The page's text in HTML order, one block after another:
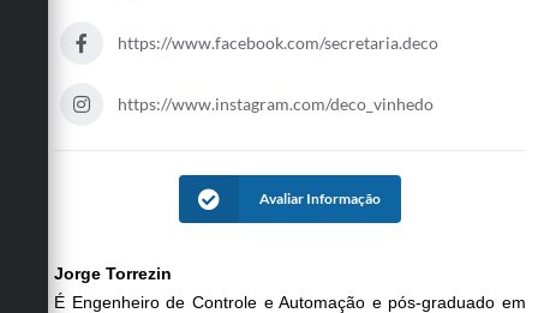
Carta de Serviços
https://www.facebook.com/secretaria.deco
https://www.instagram.com/deco_vinhedo
Avaliar Informação
Jorge Torrezin
É Engenheiro de Controle e Automação e pós-graduado em